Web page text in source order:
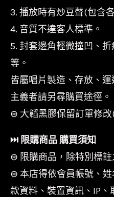
3. 播放時有炒豆聲(包含
4. 音質不達客人標準。
5. 封套邊角輕微撞凹、
等。
皆屬唱片製造、存放、
主義者請另尋購買途徑。
⊛ 大韜黑膠保留訂單修改
⏭︎ 限購商品 購買須知
⊛ 限購商品，除特別標註
⊛ 本店得依會員帳號、
款資料、裝置資訊、IP